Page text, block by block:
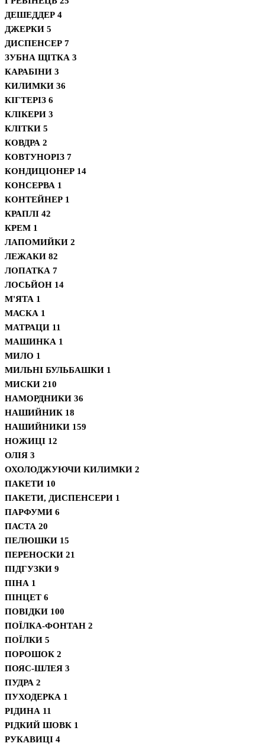
ДЕШЕДДЕР 4
ДЖЕРКИ 5
ДИСПЕНСЕР 7
ЗУБНА ЩІТКА 3
КАРАБІНИ 3
КИЛИМКИ 36
КІГТЕРІЗ 6
КЛІКЕРИ 3
КЛІТКИ 5
КОВДРА 2
КОВТУНОРІЗ 7
КОНДИЦІОНЕР 14
КОНСЕРВА 1
КОНТЕЙНЕР 1
КРАПЛІ 42
КРЕМ 1
ЛАПОМИЙКИ 2
ЛЕЖАКИ 82
ЛОПАТКА 7
ЛОСЬЙОН 14
М'ЯТА 1
МАСКА 1
МАТРАЦИ 11
МАШИНКА 1
МИЛО 1
МИЛЬНІ БУЛЬБАШКИ 1
МИСКИ 210
НАМОРДНИКИ 36
НАШИЙНИК 18
НАШИЙНИКИ 159
НОЖИЦІ 12
ОЛІЯ 3
ОХОЛОДЖУЮЧИ КИЛИМКИ 2
ПАКЕТИ 10
ПАКЕТИ, ДИСПЕНСЕРИ 1
ПАРФУМИ 6
ПАСТА 20
ПЕЛЮШКИ 15
ПЕРЕНОСКИ 21
ПІДГУЗКИ 9
ПІНА 1
ПІНЦЕТ 6
ПОВІДКИ 100
ПОЇЛКА-ФОНТАН 2
ПОЇЛКИ 5
ПОРОШОК 2
ПОЯС-ШЛЕЯ 3
ПУДРА 2
ПУХОДЕРКА 1
РІДИНА 11
РІДКИЙ ШОВК 1
РУКАВИЦІ 4